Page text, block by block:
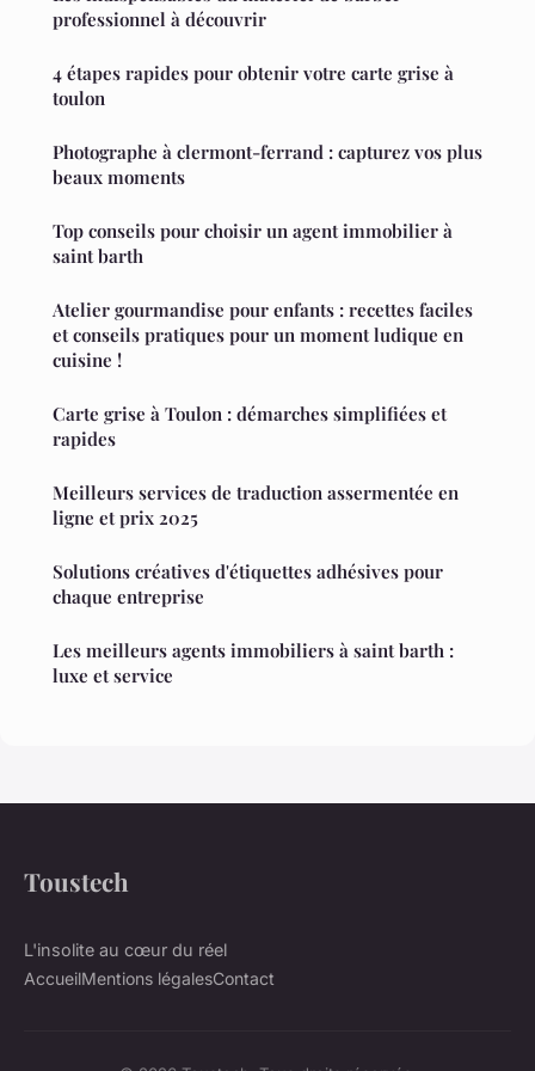
professionnel à découvrir
4 étapes rapides pour obtenir votre carte grise à
toulon
Photographe à clermont-ferrand : capturez vos plus
beaux moments
Top conseils pour choisir un agent immobilier à
saint barth
Atelier gourmandise pour enfants : recettes faciles
et conseils pratiques pour un moment ludique en
cuisine !
Carte grise à Toulon : démarches simplifiées et
rapides
Meilleurs services de traduction assermentée en
ligne et prix 2025
Solutions créatives d'étiquettes adhésives pour
chaque entreprise
Les meilleurs agents immobiliers à saint barth :
luxe et service
Toustech
L'insolite au cœur du réel
AccueilMentions légalesContact